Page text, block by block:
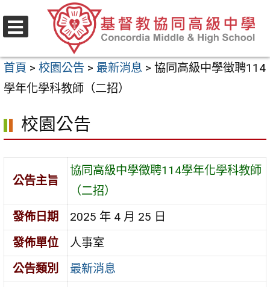
至
要
內
區
首頁 > 校園公告 > 最新消息 > 協同高級中學徵聘114
學年化學科教師（二招）
校園公告
公告主旨
協同高級中學徵聘114學年化學科教師
（二招）
發佈日期
2025 年 4 月 25 日
發佈單位
人事室
公告類別
最新消息
選
單